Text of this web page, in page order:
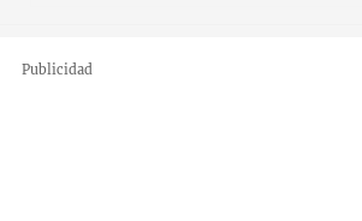
Publicidad